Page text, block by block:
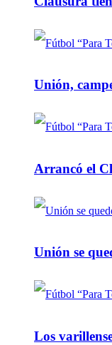
Unión,
Arrancó el
Unión se
Los